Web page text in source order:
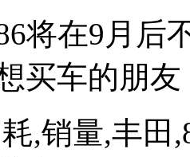
将在9月后
买车的朋
,销量,丰田